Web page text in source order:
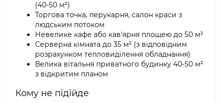
(40-50 м²)
Торгова точка, перукарня, салон краси з
людським потоком
Невелике кафе або кав'ярня площею до 50 м²
Серверна кімната до 35 м² (з відповідним
розрахунком тепловиділення обладнання)
Велика вітальня приватного будинку 40-50 м²
з відкритим планом
Кому не підійде